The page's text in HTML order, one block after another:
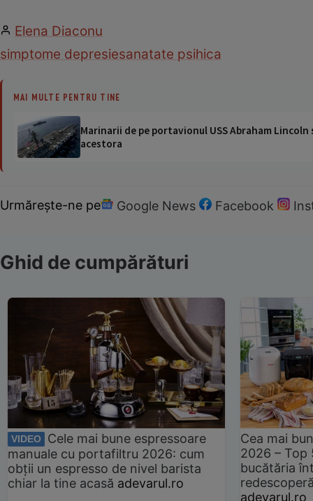
Elena Diaconu
simptome depresiesanatate psihica
MAI MULTE PENTRU TINE
Marinarii de pe portavionul USS Abraham
acestora
Urmărește-ne pe Google News Facebook
Ghid de cumpărături
VIDEO
Cele mai bune espressoare
manuale cu portafiltru 2026: cum
obții un espresso de nivel barista
chiar la tine acasă adevarul.ro
Cea mai
2026 –
bucătăria
adevarul.ro